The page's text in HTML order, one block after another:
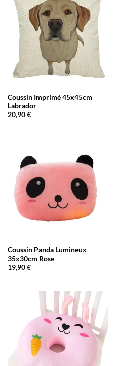
Coussin Imprimé 45x45cm
Labrador
20,90€
Coussin Panda Lumineux
35x30cm Rose
19,90€